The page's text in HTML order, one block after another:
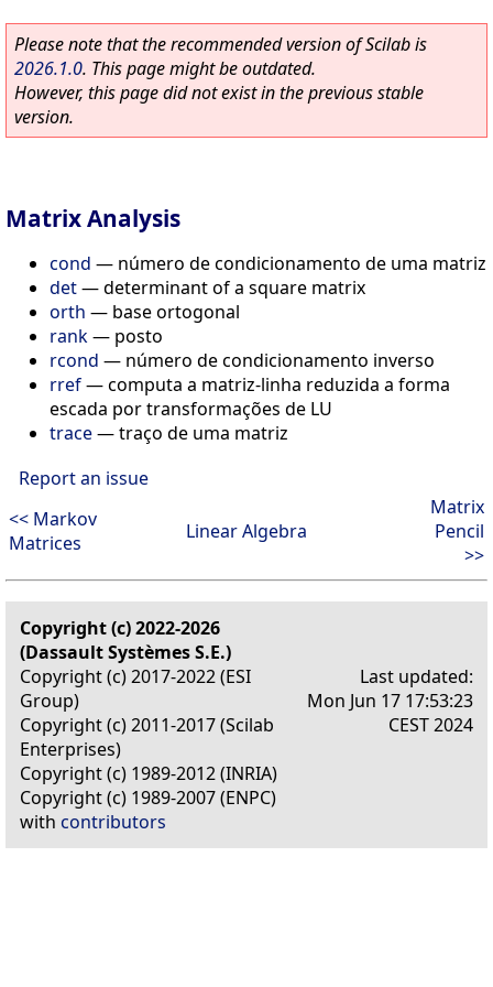
Please note that the recommended version of Scilab is
2026.1.0. This page might be outdated.
However, this page did not exist in the previous stable
version.
Matrix Analysis
cond — número de condicionamento de uma matriz
det—determinant of a square matrix
orth — base ortogonal
rank— posto
rcond — número de condicionamento inverso
rref—computa a matriz-linha reduzida a forma
escada por transformações de LU
trace—traço de uma matriz
Report an issue
<< Markov
Matrices
Linear Algebra
Matrix
Pencil
>>
Copyright (c) 2022-2026
(Dassault Systèmes S.E.)
Copyright (c) 2017-2022 (ESI
Group)
Copyright (c) 2011-2017 (Scilab
Enterprises)
Copyright (c) 1989-2012 (INRIA)
Copyright (c) 1989-2007 (ENPC)
with contributors
Last updated:
Mon Jun 17 17:53:23
CEST 2024